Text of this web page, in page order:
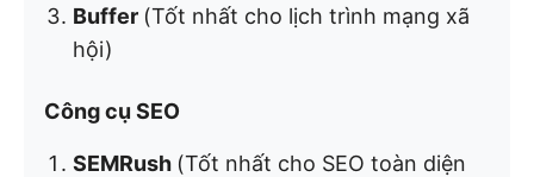
Buffer (Tốt nhất cho lịch trình mạng xã
hội)
Công cụ SEO
SEMRush (Tốt nhất cho SEO toàn diện